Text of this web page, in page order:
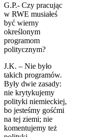
G.P.- Czy pracując
w RWE musiałeś
być wierny
określonym
programom
politycznym?
J.K. – Nie było
takich programów.
Były dwie zasady:
nie krytykujemy
polityki niemieckiej,
bo jesteśmy gośćmi
na tej ziemi; nie
komentujemy też